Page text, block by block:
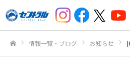
情報一覧・ブログ お知らせ